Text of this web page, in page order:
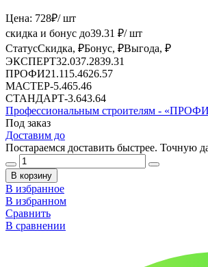
Цена: 728₽/ шт
скидка и бонус до39.31 ₽/ шт
СтатусСкидка, ₽Бонус, ₽Выгода, ₽
ЭКСПЕРТ32.037.2839.31
ПРОФИ21.11 5.4626.57
МАСТЕР-5.465.46
СТАНДАРТ-3.643.64
Профессиональным строителям -
Под заказ
Доставим до
Постараемся доставить быстрее. Точную
В корзину
В избранное
В избранном
Сравнить
В сравнении